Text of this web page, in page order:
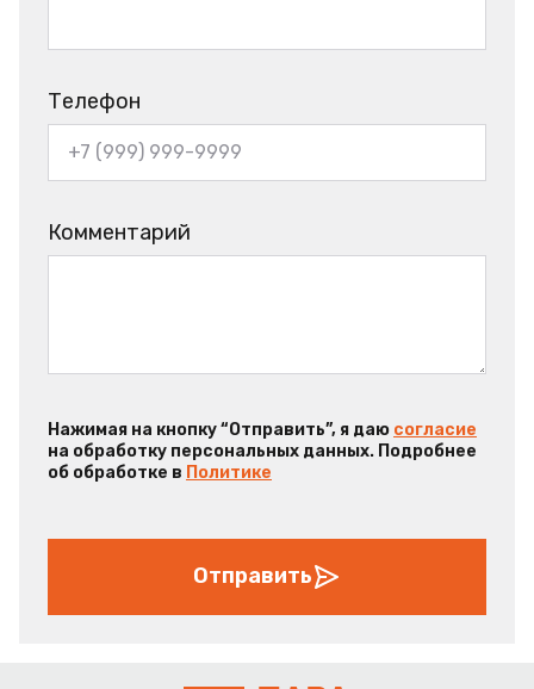
Телефон
Комментарий
Нажимая на кнопку “Отправить”, я даю согласие
на обработку персональных данных. Подробнее
об обработке в Политике
Отправить